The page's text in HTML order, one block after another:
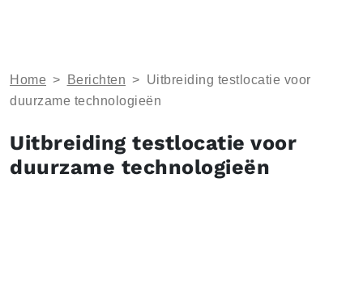
Home > Berichten > Uitbreiding testlocatie voor
duurzame technologieën
Uitbreiding testlocatie voor
duurzame technologieën